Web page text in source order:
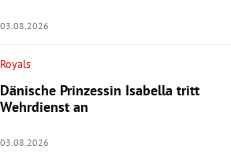
03.08.2026
Royals
Dänische Prinzessin Isabella tritt
Wehrdienst an
03.08.2026